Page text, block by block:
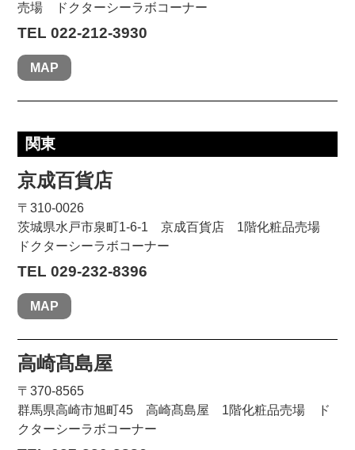
売場 ドクターシーラボコーナー
TEL 022-212-3930
MAP
関東
京成百貨店
〒310-0026
茨城県水戸市泉町1-6-1 京成百貨店 1階化粧品売場
ドクターシーラボコーナー
TEL 029-232-8396
MAP
高崎髙島屋
〒370-8565
群馬県高崎市旭町45 高崎髙島屋 1階化粧品売場 ド
クターシーラボコーナー